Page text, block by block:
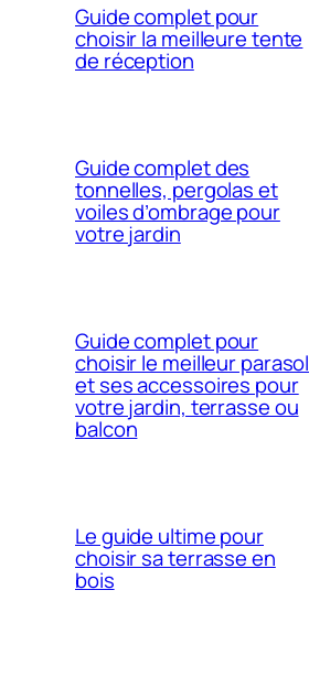
Guide complet pour
choisir la meilleure tente
de réception
Guide complet des
tonnelles, pergolas et
voiles d’ombrage pour
votre jardin
Guide complet pour
choisir le meilleur parasol
et ses accessoires pour
votre jardin, terrasse ou
balcon
Le guide ultime pour
choisir sa terrasse en
bois